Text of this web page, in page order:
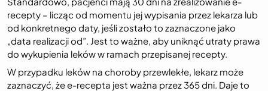
recepty – licząc od momentu jej wypisania przez lekarza lub
od konkretnego daty, jeśli zostało to zaznaczone jako
„data realizacji od”. Jest to ważne, aby uniknąć utraty prawa
do wykupienia leków w ramach przepisanej recepty.
W przypadku leków na choroby przewlekłe, lekarz może
zaznaczyć, że e-recepta jest ważna przez 365 dni. Daje to